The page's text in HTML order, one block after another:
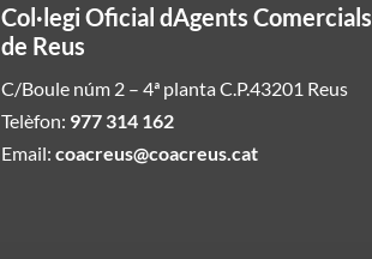
Col·legi Oficial dAgents Comercials
de Reus
C/Boule núm 2 – 4ª planta C.P.43201 Reus
Telèfon: 977 314 162
Email: coacreus@coacreus.cat